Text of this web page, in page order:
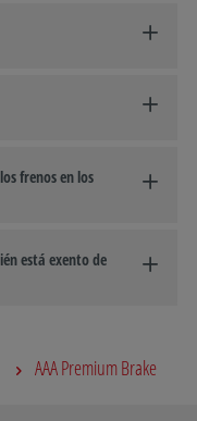
frenos en los
está exento de
AAA Premium Brake